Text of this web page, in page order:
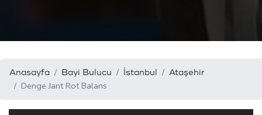
Anasayfa Bayi Bulucu İstanbul Ataşehir
Denge Jant Rot Balans